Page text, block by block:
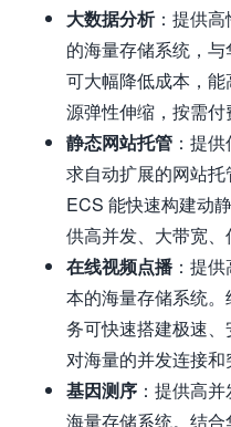
大数据分析：提供高
的海量存储系统，与
可大幅降低成本，
源弹性伸缩，按需付
静态网站托管 ：提
求自动扩展的网站
ECS 能快速构建动
供高并发、大带宽、
在线视频点播 ：提
本的海量存储系统
务可快速搭建极速
对海量的并发连接和
基因测序 ：提供高
海量存储系统。结